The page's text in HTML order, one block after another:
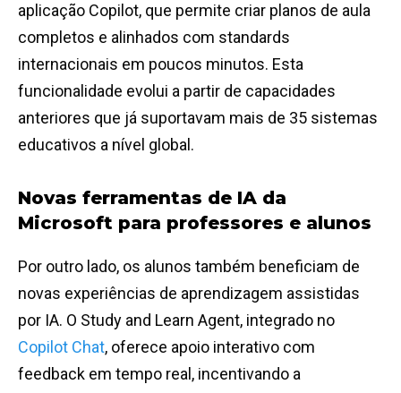
aplicação Copilot, que permite criar planos de aula
completos e alinhados com standards
internacionais em poucos minutos. Esta
funcionalidade evolui a partir de capacidades
anteriores que já suportavam mais de 35 sistemas
educativos a nível global.
Novas ferramentas de IA da
Microsoft para professores e alunos
Por outro lado, os alunos também beneficiam de
novas experiências de aprendizagem assistidas
por IA. O Study and Learn Agent, integrado no
Copilot Chat, oferece apoio interativo com
feedback em tempo real, incentivando a